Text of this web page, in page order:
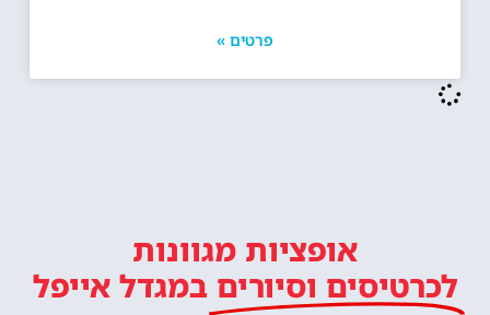
פרטים »
אופציות מגוונות
לכרטיסים וסיורים במגדל אייפל